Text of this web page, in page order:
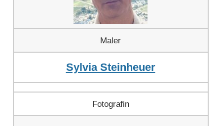
Maler
Sylvia Steinheuer
Fotografin